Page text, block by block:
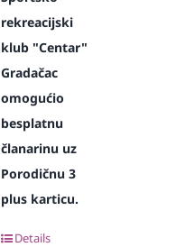
rekreacijski
klub "Centar"
Gradačac
omogućio
besplatnu
članarinu uz
Porodičnu 3
plus karticu.
Details